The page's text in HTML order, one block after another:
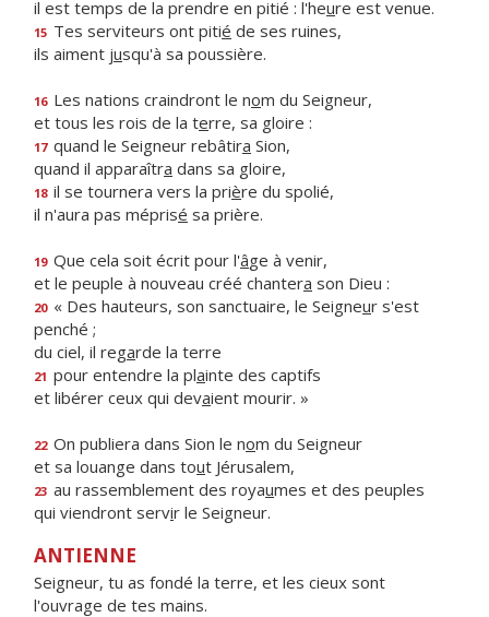
il est temps de la prendre en pitié : l'heure est venue.
15 Tes serviteurs ont pitié de ses ruines,
ils aiment jusqu'à sa poussière.
16 Les nations craindront le nom du Seigneur,
et tous les rois de la terre, sa gloire :
17 quand le Seigneur rebâtira Sion,
quand il apparaîtra dans sa gloire,
18 il se tournera vers la prière du spolié,
il n'aura pas méprisé sa prière.
19 Que cela soit écrit pour l'âge à venir,
et le peuple à nouveau créé chantera son Dieu :
20 « Des hauteurs, son sanctuaire, le Seigneur s'est
penché ;
du ciel, il regarde la terre
21 pour entendre la plainte des captifs
et libérer ceux qui devaient mourir. »
22 On publiera dans Sion le nom du Seigneur
et sa louange dans tout Jérusalem,
23 au rassemblement des royaumes et des peuples
qui viendront servir le Seigneur.
ANTIENNE
Seigneur, tu as fondé la terre, et les cieux sont
l'ouvrage de tes mains.